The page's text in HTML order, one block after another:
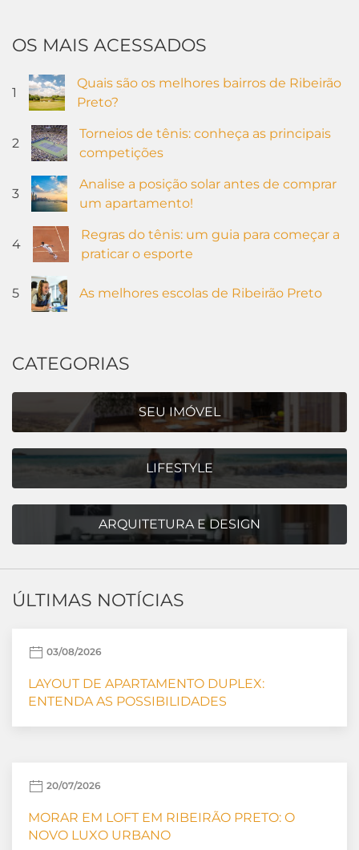
OS MAIS ACESSADOS
1
Quais são os melhores bairros de Ribeirão
Preto?
2
Torneios de tênis: conheça as principais
competições
3
Analise a posição solar antes de comprar
um apartamento!
4
Regras do tênis: um guia para começar a
praticar o esporte
5 As melhores escolas de Ribeirão Preto
CATEGORIAS
SEU IMÓVEL
LIFESTYLE
ARQUITETURA E DESIGN
ÚLTIMAS NOTÍCIAS
03/08/2026
LAYOUT DE APARTAMENTO DUPLEX:
ENTENDA AS POSSIBILIDADES
20/07/2026
MORAR EM LOFT EM RIBEIRÃO PRETO: O
NOVO LUXO URBANO